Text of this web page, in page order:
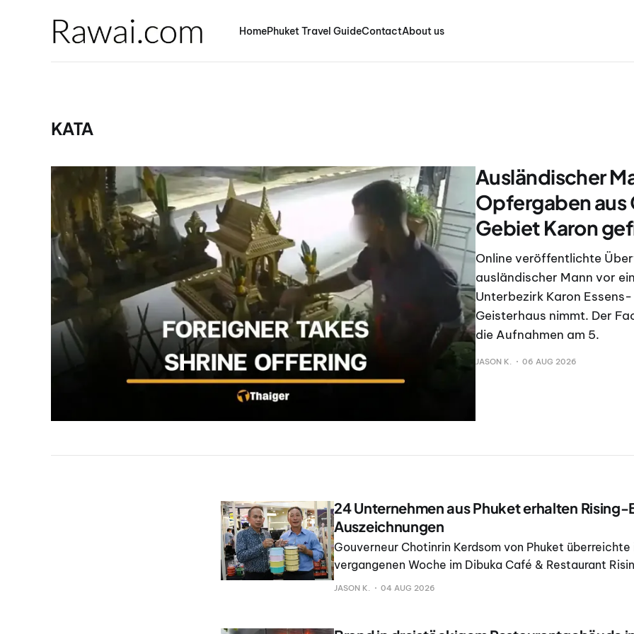
HomePhuket Travel GuideContactAbout us
KATA
Ausländischer
Opfergaben aus
Gebiet Karon
Online veröffentlichte
ausländischer Mann vor
Unterbezirk Karon
Geisterhaus nimmt. Der
die Aufnahmen am 5.
JASON K. 06 AUG 2026
24 Unternehmen aus Phuket erhalten
Auszeichnungen
Gouverneur Chotinrin Kerdsom von Phuket überreichte
vergangenen Woche im Dibuka Café & Restaurant
Auszeichnungen an 24 lokale Unternehmen. Damit
JASON K. 04 AUG 2026